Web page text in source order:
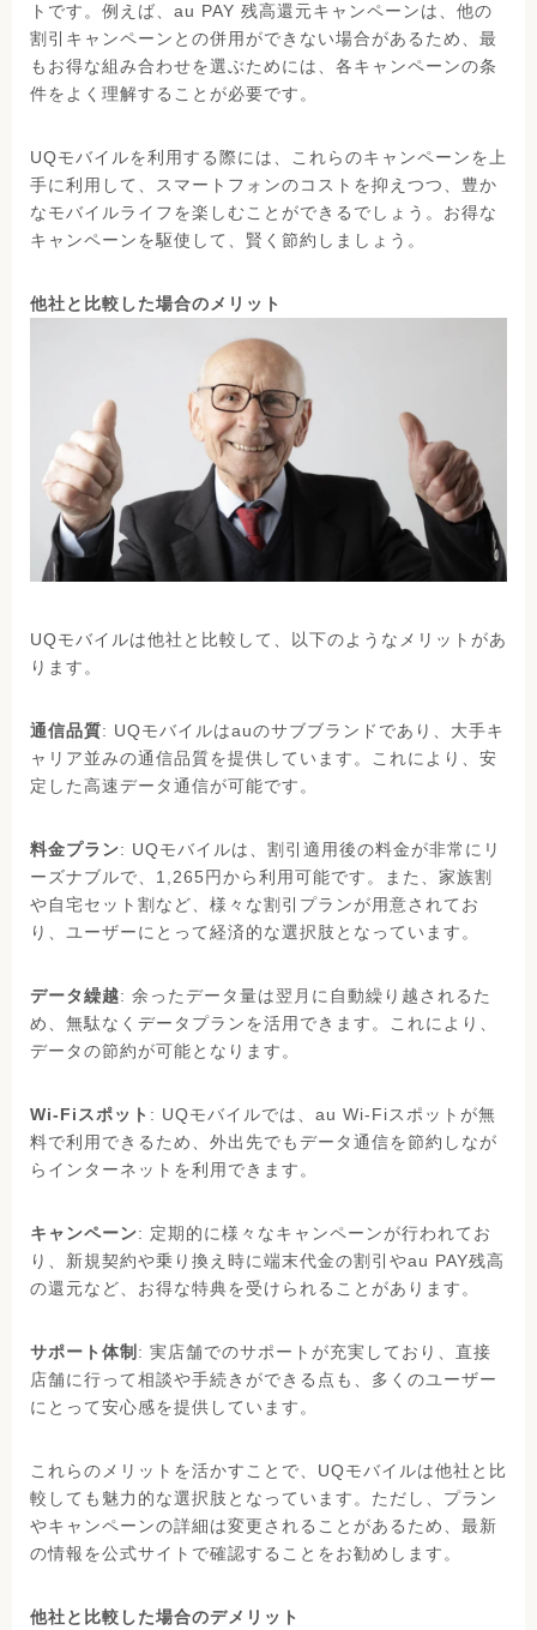
トです。例えば、au PAY 残高還元キャンペーンは、他の
割引キャンペーンとの併用ができない場合があるため、最
もお得な組み合わせを選ぶためには、各キャンペーンの条
件をよく理解することが必要です。
UQモバイルを利用する際には、これらのキャンペーンを上
手に利用して、スマートフォンのコストを抑えつつ、豊か
なモバイルライフを楽しむことができるでしょう。お得な
キャンペーンを駆使して、賢く節約しましょう。
他社と比較した場合のメリット
UQモバイルは他社と比較して、以下のようなメリットがあ
ります。
通信品質: UQモバイルはauのサブブランドであり、大手キ
ャリア並みの通信品質を提供しています。これにより、安
定した高速データ通信が可能です。
料金プラン: UQモバイルは、割引適用後の料金が非常にリ
ーズナブルで、1,265円から利用可能です。また、家族割
や自宅セット割など、様々な割引プランが用意されてお
り、ユーザーにとって経済的な選択肢となっています。
データ繰越: 余ったデータ量は翌月に自動繰り越されるた
め、無駄なくデータプランを活用できます。これにより、
データの節約が可能となります。
Wi-Fiスポット : UQモバイルでは、au Wi-Fiスポットが無
料で利用できるため、外出先でもデータ通信を節約しなが
らインターネットを利用できます。
キャンペーン: 定期的に様々なキャンペーンが行われてお
り、新規契約や乗り換え時に端末代金の割引やau PAY残高
の還元など、お得な特典を受けられることがあります。
サポート体制 : 実店舗でのサポートが充実しており、直接
店舗に行って相談や手続きができる点も、多くのユーザー
にとって安心感を提供しています。
これらのメリットを活かすことで、UQモバイルは他社と比
較しても魅力的な選択肢となっています。ただし、プラン
やキャンペーンの詳細は変更されることがあるため、最新
の情報を公式サイトで確認することをお勧めします。
他社と比較した場合のデメリット